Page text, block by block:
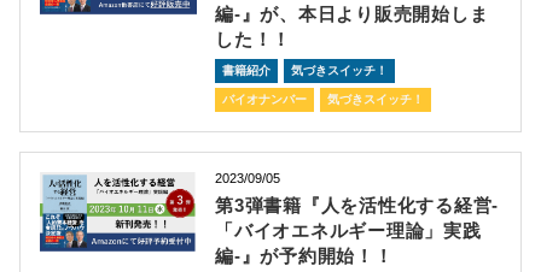
編-』が、本日より販売開始しま
した！！
書籍紹介 気づきスイッチ！
バイオナンバー 気づきスイッチ！
2023/09/05
第3弾書籍『人を活性化する経営-
「バイオエネルギー理論」実践
編-』が予約開始！！